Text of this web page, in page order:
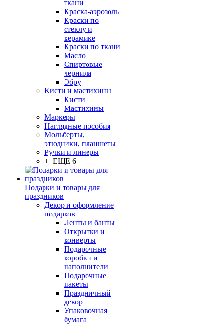
ткани
Краска-аэрозоль
Краски по
стеклу и
керамике
Краски по ткани
Масло
Спиртовые
чернила
Эбру
Кисти и мастихины
Кисти
Мастихины
Маркеры
Наглядные пособия
Мольберты,
этюдники, планшеты
Ручки и линеры
+ ЕЩЕ 6
Подарки и товары для
праздников
Декор и оформление
подарков
Ленты и банты
Открытки и
конверты
Подарочные
коробки и
наполнители
Подарочные
пакеты
Праздничный
декор
Упаковочная
бумага